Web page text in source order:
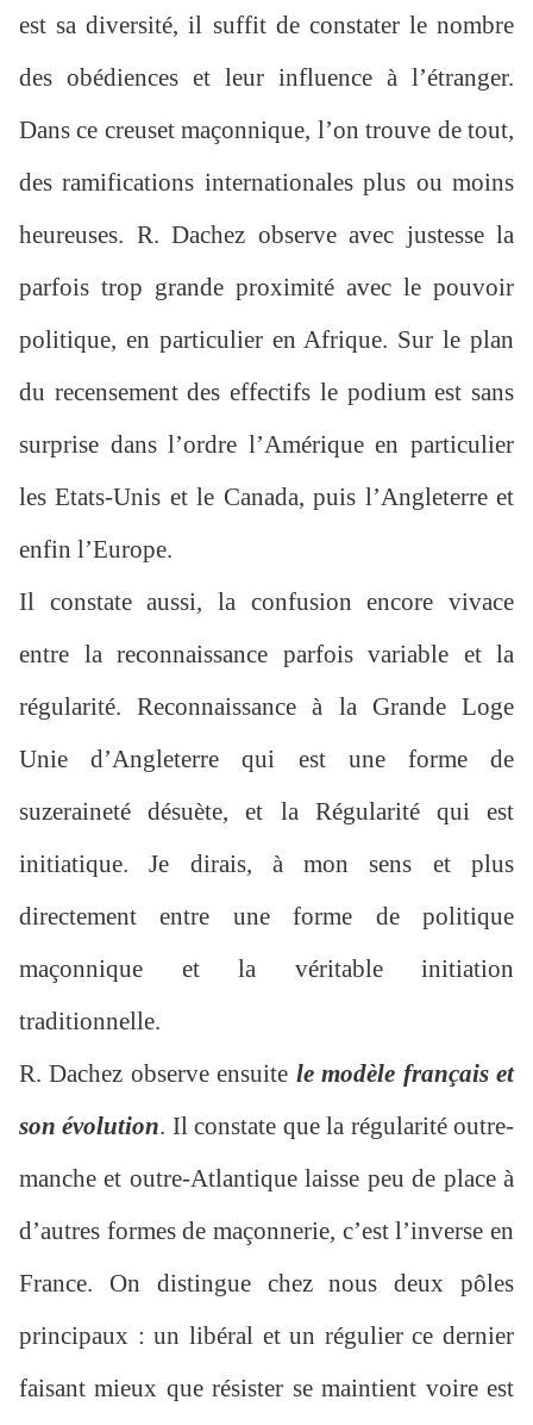
est sa diversité, il suffit de constater le nombre
des obédiences et leur influence à l’étranger.
Dans ce creuset maçonnique, l’on trouve de tout,
des ramifications internationales plus ou moins
heureuses. R. Dachez observe avec justesse la
parfois trop grande proximité avec le pouvoir
politique, en particulier en Afrique. Sur le plan
du recensement des effectifs le podium est sans
surprise dans l’ordre l’Amérique en particulier
les Etats-Unis et le Canada, puis l’Angleterre et
enfin l’Europe.
Il constate aussi, la confusion encore vivace
entre la reconnaissance parfois variable et la
régularité. Reconnaissance à la Grande Loge
Unie d’Angleterre qui est une forme de
suzeraineté désuète, et la Régularité qui est
initiatique. Je dirais, à mon sens et plus
directement entre une forme de politique
maçonnique et la véritable initiation
traditionnelle.
R. Dachez observe ensuite le modèle français et
son évolution. Il constate que la régularité outre-
manche et outre-Atlantique laisse peu de place à
d’autres formes de maçonnerie, c’est l’inverse en
France. On distingue chez nous deux pôles
principaux : un libéral et un régulier ce dernier
faisant mieux que résister se maintient voire est